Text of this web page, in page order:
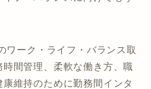
ワーク・ライフ・バランス取
間管理、柔軟な働き方、職
維持のために勤務間インタ